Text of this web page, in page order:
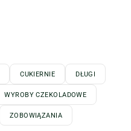
CUKIERNIE DŁUGI
WYROBY CZEKOLADOWE
ZOBOWIĄZANIA